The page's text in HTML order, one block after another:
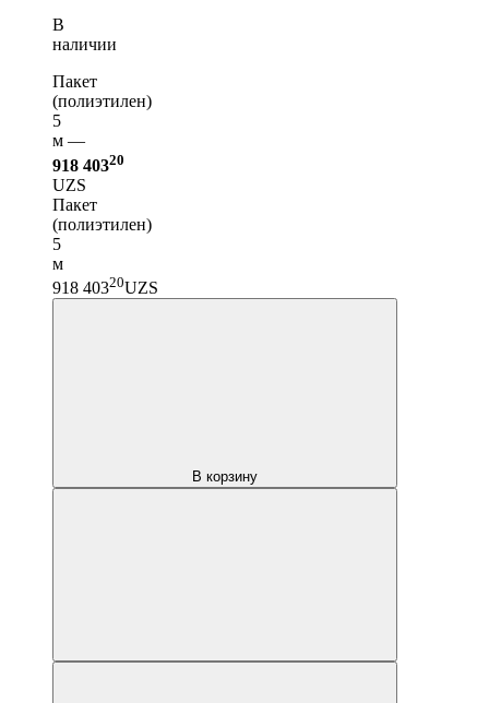
В
наличии
Пакет
(полиэтилен)
5
м —
918 40320
UZS
Пакет
(полиэтилен)
5
м
918 40320UZS
В корзину